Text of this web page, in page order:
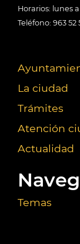
Horarios: lunes
Teléfono: 963 52
La ciudad
Trámites
Atención
Actualidad
Temas